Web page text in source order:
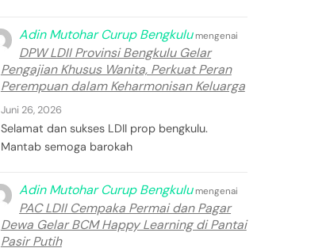
Adin Mutohar Curup Bengkulumengenai
DPW LDII Provinsi Bengkulu Gelar
Pengajian Khusus Wanita, Perkuat Peran
Perempuan dalam Keharmonisan Keluarga
Juni 26, 2026
Selamat dan sukses LDII prop bengkulu.
Mantab semoga barokah
Adin Mutohar Curup Bengkulumengenai
PAC LDII Cempaka Permai dan Pagar
Dewa Gelar BCM Happy Learning di Pantai
Pasir Putih